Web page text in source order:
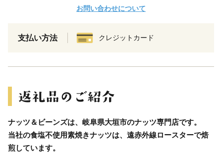
お問い合わせについて
支払い方法 クレジットカード
ナッツ＆ビーンズは、岐阜県大垣市のナッツ専門店です。
当社の食塩不使用素焼きナッツは、遠赤外線ロースターで焙
煎しています。